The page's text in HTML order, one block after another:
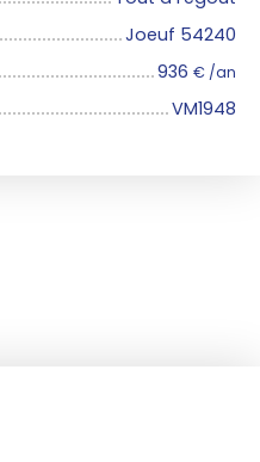
Joeuf 54240
936 € /an
VM1948